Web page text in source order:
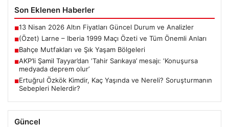
Son Eklenen Haberler
■13 Nisan 2026 Altın Fiyatları Güncel Durum ve Analizler
■(Özet) Larne – Iberia 1999 Maçı Özeti ve Tüm Önemli Anları
■Bahçe Mutfakları ve Şık Yaşam Bölgeleri
■AKP’li Şamil Tayyar’dan ‘Tahir Sarıkaya’ mesajı: ‘Konuşursa
medyada deprem olur’
■Ertuğrul Özkök Kimdir, Kaç Yaşında ve Nereli? Soruşturmanın
Sebepleri Nelerdir?
Güncel